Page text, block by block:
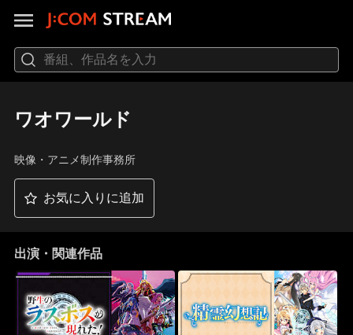
ワオワールド
映像・アニメ制作事務所
お気に入りに追加
出演・関連作品